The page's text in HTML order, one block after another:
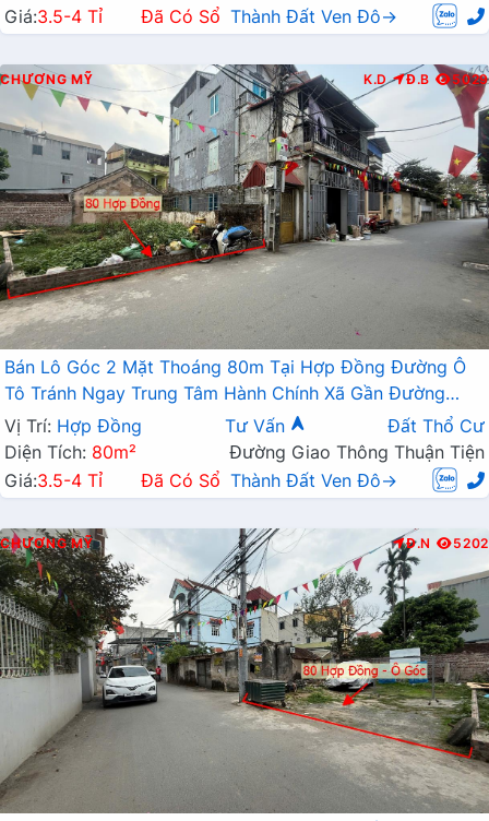
Giá:3.5-4 Tỉ Đã Có Sổ Thành Đất Ven Đô→
CHƯƠNG MỸ K.D Đ.B 5029
Bán Lô Góc 2 Mặt Thoáng 80m Tại Hợp Đồng Đường Ô
Tô Tránh Ngay Trung Tâm Hành Chính Xã Gần Đường
TL419
Vị Trí: Hợp Đồng Tư Vấn
Đất Thổ Cư
Diện Tích: 80m²
Đường Giao Thông Thuận Tiện
Giá:3.5-4 Tỉ Đã Có Sổ Thành Đất Ven Đô→
CHƯƠNG MỸ Đ.N 5202